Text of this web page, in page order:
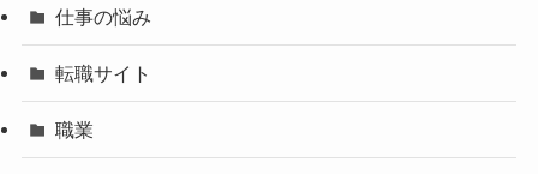
仕事の悩み
転職サイト
職業